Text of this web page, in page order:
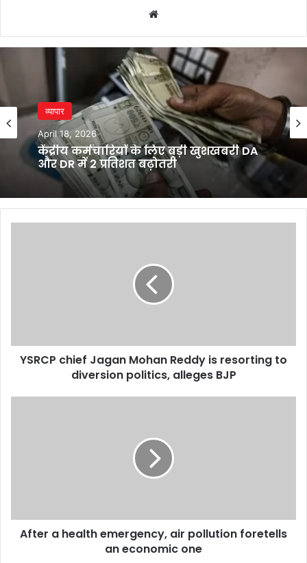
व्यापार
April 18, 2026
केंद्रीय कर्मचारियों के लिए बड़ी खुशखबरी DA
और DR में 2 प्रतिशत बढ़ोतरी
diversion
politics,
YSRCP chief Jagan Mohan Reddy is resorting to
diversion politics, alleges BJP
economic
oneAfter a health emergency, air pollution foretells
an economic one